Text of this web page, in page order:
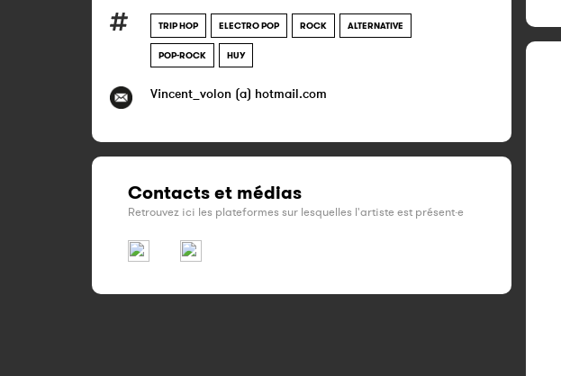
TRIP HOP ELECTRO POP ROCK ALTERNATIVE
POP-ROCK HUY
Vincent_volon (a) hotmail.com
Contacts et médias
Retrouvez ici les plateformes sur lesquelles l'artiste est présent·e